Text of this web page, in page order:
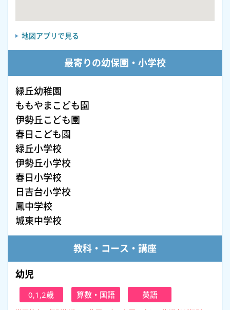
地図アプリで見る
最寄りの幼保園・小学校
緑丘幼稚園
ももやまこども園
伊勢丘こども園
春日こども園
緑丘小学校
伊勢丘小学校
春日小学校
日吉台小学校
鳳中学校
城東中学校
教科・コース・講座
幼児
0,1,2歳 算数・国語 英語